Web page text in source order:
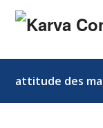
attitude des